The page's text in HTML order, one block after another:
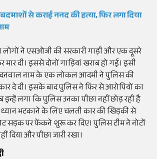
से कराई ननद की हत्या, फिर लगा दिया
ने एसओजी की सरकारी गाड़ी और एक दूसरे
दी। इससे दोनों गाड़ियां खराब हो गई। इसी
नाम के एक लोकल आदमी ने पुलिस की
दे दी। इसके बाद पुलिस ने फिर से आरोपियों का
लगा कि पुलिस उनका पीछा नहीं छोड़ रही है
ध्यान भटकाने के लिए चलती कार की खिड़की से
सड़क पर फेंकने शुरू कर दिए। पुलिस टीम ने नोटों
दिया और पीछा जारी रखा।